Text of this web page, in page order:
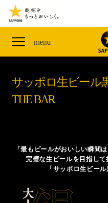
menu
THE PERFECT 黒ラベル
ザ・パーフェクト黒ラベ
「満天☆青空レストラン
山本由伸選手応援プロジ
YOSHINOBU」
黒ラベル×『エヴァンゲ
サッポロ生ビール黒ラベ
「丸くなるな、☆星にな
定発売
サッポロ生ビール黒ラベ
CLUB 黒ラベル
サッポロ生ビール黒ラベル
オカズデザインが提案す
ザ・パーフェクト黒ラベ
サッポロ生ビール黒ラベ
ザ・パーフェクト黒ラベ
CLUB 黒ラベル
サッポロ生ビール
THE BAR
「最もビールがおいしい瞬間
完璧な生ビールを目指し
「サッポロ生ビー